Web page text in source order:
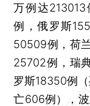
万例达
例，俄罗斯
50509例，荷
25702例，瑞
罗斯18350例
亡606例），